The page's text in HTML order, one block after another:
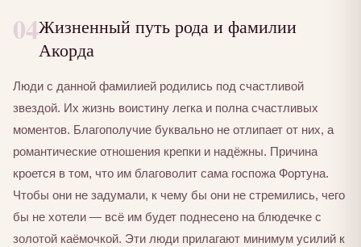
04Жизненный путь рода и фамилии
Акорда
Люди с данной фамилией родились под счастливой
звездой. Их жизнь воистину легка и полна счастливых
моментов. Благополучие буквально не отлипает от них, а
романтические отношения крепки и надёжны. Причина
кроется в том, что им благоволит сама госпожа Фортуна.
Чтобы они не задумали, к чему бы они не стремились, чего
бы не хотели — всё им будет поднесено на блюдечке с
золотой каёмочкой. Эти люди прилагают минимум усилий к